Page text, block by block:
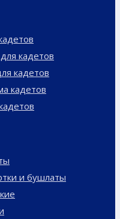
кадетов
кадетов
кадетов
и бушлаты